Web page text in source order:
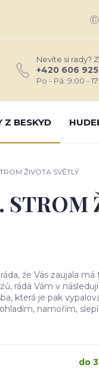
Nevíte si rady?
+420 606
Po - Pá: 9:00 -
Z BESKYD
ŽIVOTA SVĚTLÝ
STROM
že Vás zaujala
ráda Vám v
která je pak
namořím,
do